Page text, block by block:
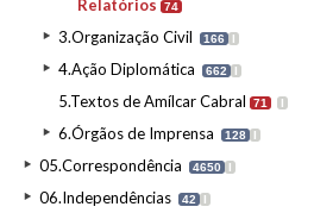
Relatórios 74
3.Organização Civil 166 I
4.Ação Diplomática 662 I
5.Textos de Amílcar Cabral 71 I
6.Órgãos de Imprensa 128 I
05.Correspondência 4650 I
06.Independências 42 I